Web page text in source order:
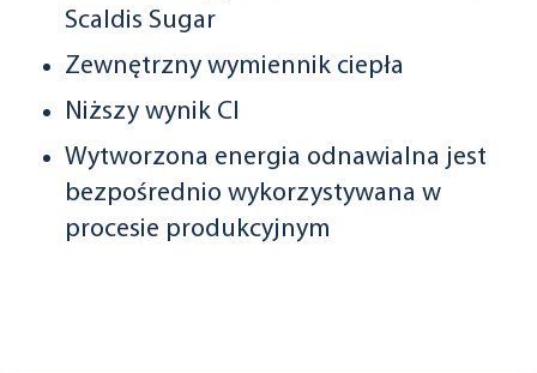
Scaldis Sugar
Zewnętrzny wymiennik ciepła
Niższy wynik CI
Wytworzona energia odnawialna jest
bezpośrednio wykorzystywana w
procesie produkcyjnym